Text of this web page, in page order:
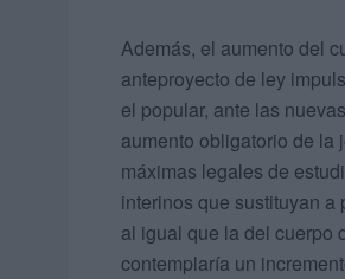
Además, el aumento del
anteproyecto de ley
el popular, ante las
aumento obligatorio de la
máximas legales de
interinos que sustituyan
al igual que la del cuerpo
contemplaría un